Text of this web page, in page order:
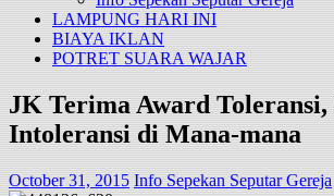
LAMPUNG HARI INI
BIAYA IKLAN
POTRET SUARA WAJAR
JK Terima Award Toleransi,
Intoleransi di Mana-mana
October 31, 2015 Info Sepekan Seputar Gereja